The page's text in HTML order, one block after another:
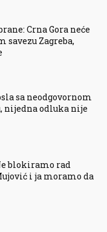
Crna Gora neće
Zagreba,
sa neodgovornom
nijedna odluka nije
blokiramo rad
i ja moramo da